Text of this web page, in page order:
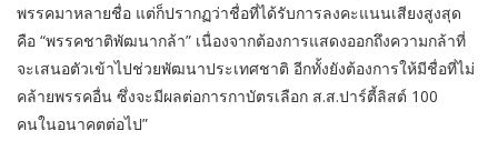
พรรคมาหลายชื่อ แต่ก็ปรากฏว่าชื่อที่ได้รับการลงคะแนนเสียงสูงสุด
คือ “พรรคชาติพัฒนากล้า” เนื่องจากต้องการแสดงออกถึงความกล้าที่
จะเสนอตัวเข้าไปช่วยพัฒนาประเทศชาติ อีกทั้งยังต้องการให้มีชื่อที่ไม่
คล้ายพรรคอื่น ซึ่งจะมีผลต่อการกาบัตรเลือก ส.ส.ปาร์ตี้ลิสต์ 100
คนในอนาคตต่อไป”